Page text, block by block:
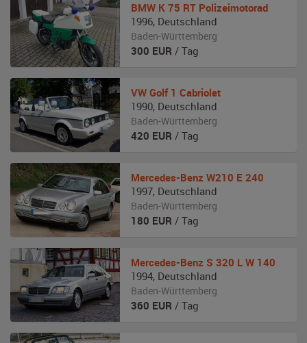
BMW K 75 RT Polizeimotorad
1996, Deutschland
Baden-Württemberg
300 EUR / Tag
VW Golf 1 Cabriolet
1990, Deutschland
Baden-Württemberg
420 EUR / Tag
Mercedes-Benz W210 E 240
1997, Deutschland
Baden-Württemberg
180 EUR / Tag
Mercedes-Benz S 320 L W 140
1994, Deutschland
Baden-Württemberg
360 EUR / Tag